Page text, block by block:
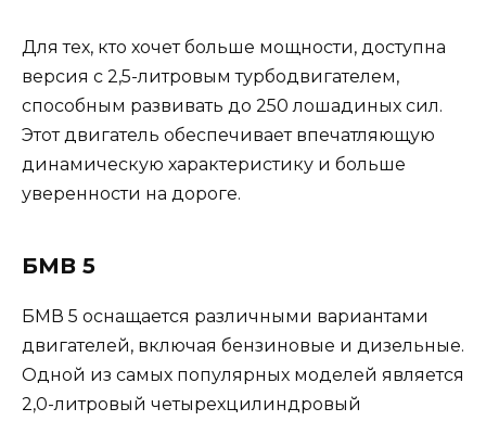
Для тех, кто хочет больше мощности, доступна
версия с 2,5-литровым турбодвигателем,
способным развивать до 250 лошадиных сил.
Этот двигатель обеспечивает впечатляющую
динамическую характеристику и больше
уверенности на дороге.
БМВ 5
БМВ 5 оснащается различными вариантами
двигателей, включая бензиновые и дизельные.
Одной из самых популярных моделей является
2,0-литровый четырехцилиндровый